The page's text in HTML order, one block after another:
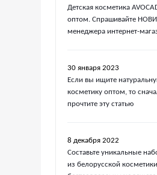
Детская косметика
оптом. Спрашивайте
менеджера интернет-
30 января 2023
Если вы ищите
косметику оптом, то
прочтите эту статью
8 декабря 2022
Составьте уникальные
из белорусской